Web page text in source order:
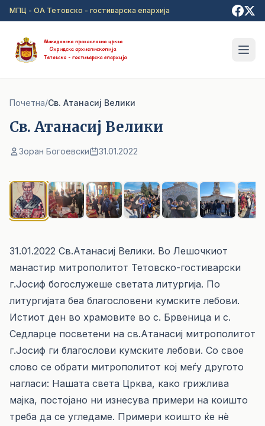
Прејди на главна содржина
МПЦ - ОА Тетовско - гостиварска епархија
Почетна/Св. Атанасиј Велики
Св. Атанасиј Велики
Зоран Богоевски 31.01.2022
31.01.2022 Св.Атанасиј Велики. Во Лешочкиот
манастир митрополитот Тетовско-гостиварски
г.Јосиф богослужеше светата литургија. По
литургијата беа благословени кумските лебови.
Истиот ден во храмовите во с. Брвеница и с.
Седларце посветени на св.Атанасиј митрополитот
г.Јосиф ги благослови кумските лебови. Со свое
слово се обрати митрополитот кој меѓу другото
нагласи: Нашата света Црква, како грижлива
мајка, постојано ни изнесува примери на коишто
треба да се угледаме. Примери коишто ќе нè